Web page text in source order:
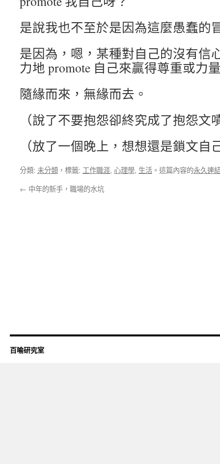
是說我也不至於是因為這麼愚蠢的
是因為，嗯，某種對自己的沒有信
力地 promote 自己來贏得尊重或力
隨緣而來，無緣而去。
（說了不要抱怨卻終究成了抱怨文
（放了一個晚上，想想還是鎖文
分類: 未分類 ，標籤: 工作職涯, 心理學, 生活 。這篇內容的永久連
← 中年的新手，職場的水坑
百喻研究室